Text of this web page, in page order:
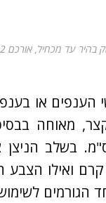
הענפים או
שפתנית, דקה וארוכה,
ואילו
הגורמים